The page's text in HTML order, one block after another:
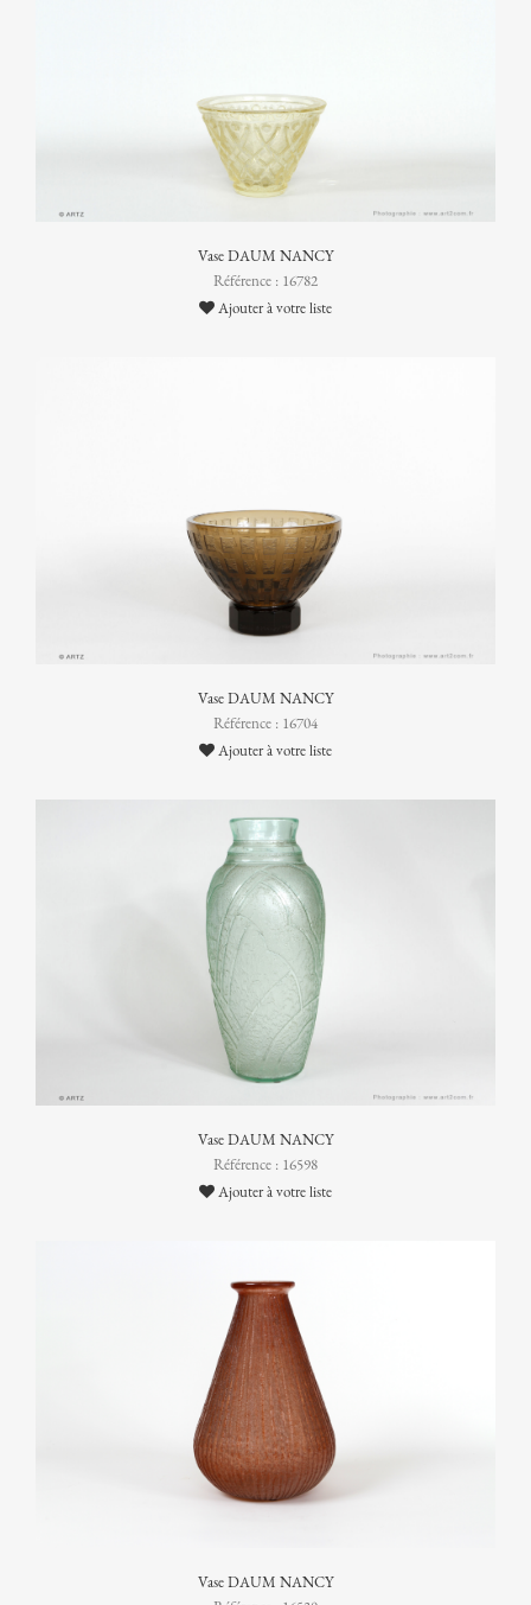
Vase DAUM NANCY
Référence : 16782
Ajouter à votre liste
Vase DAUM NANCY
Référence : 16704
Ajouter à votre liste
Vase DAUM NANCY
Référence : 16598
Ajouter à votre liste
Vase DAUM NANCY